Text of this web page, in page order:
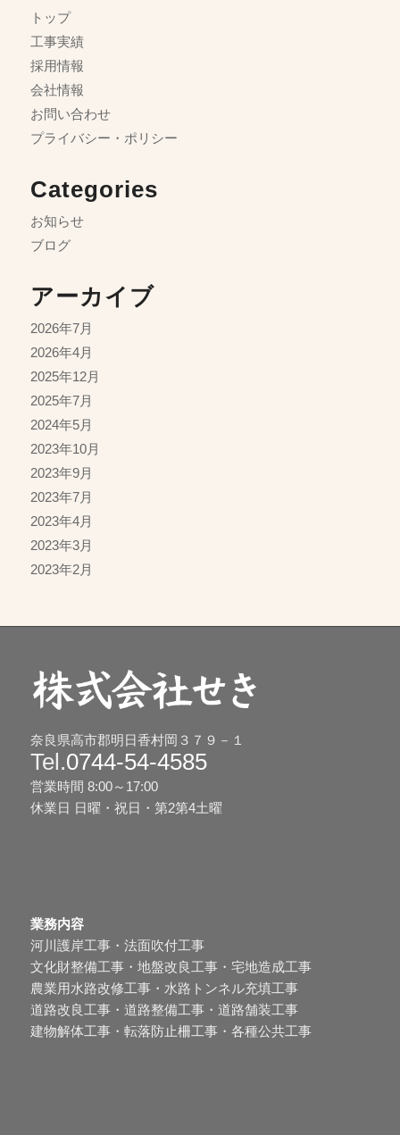
トップ
工事実績
採用情報
会社情報
お問い合わせ
プライバシー・ポリシー
Categories
お知らせ
ブログ
アーカイブ
2026年7月
2026年4月
2025年12月
2025年7月
2024年5月
2023年10月
2023年9月
2023年7月
2023年4月
2023年3月
2023年2月
奈良県高市郡明日香村岡３７９－１
Tel.0744-54-4585
営業時間 8:00～17:00
休業日 日曜・祝日・第2第4土曜
業務内容
河川護岸工事・法面吹付工事
文化財整備工事・地盤改良工事・宅地造成工事
農業用水路改修工事・水路トンネル充填工事
道路改良工事・道路整備工事・道路舗装工事
建物解体工事・転落防止柵工事・各種公共工事